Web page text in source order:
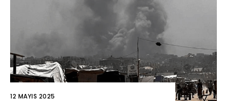
12 MAYIS 2025